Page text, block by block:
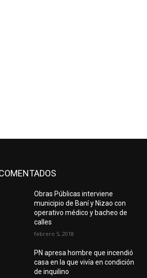
Obras Públicas interviene
municipio de Baní y Nizao con
operativo médico y bacheo de
calles
febrero 5, 2018
PN apresa hombre que incendió
casa en la que vivía en condición
de inquilino